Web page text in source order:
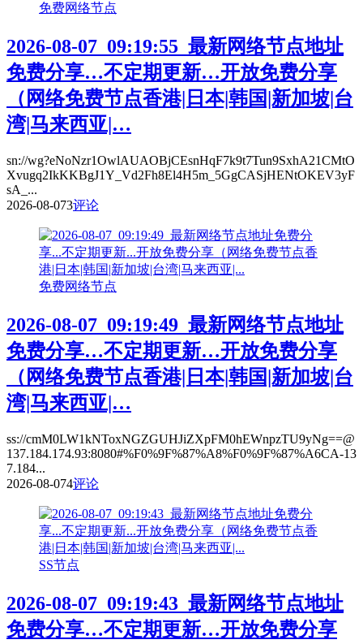
免费网络节点
2026-08-07_09:19:55_最新网络节点地址
免费分享…不定期更新…开放免费分享
（网络免费节点香港|日本|韩国|新加坡|台
湾|马来西亚|…
sn://wg?eNoNzr1OwlAUAOBjCEsnHqF7k9t7Tun9SxhA21CMtO
Xvugq2IkKKBgJ1Y_Vd2Fh8El4H5m_5GgCASjHENtOKEV3yF
sA_...
2026-08-073评论
免费网络节点
2026-08-07_09:19:49_最新网络节点地址
免费分享…不定期更新…开放免费分享
（网络免费节点香港|日本|韩国|新加坡|台
湾|马来西亚|…
ss://cmM0LW1kNToxNGZGUHJiZXpFM0hEWnpzTU9yNg==@
137.184.174.93:8080#%F0%9F%87%A8%F0%9F%87%A6CA-13
7.184...
2026-08-074评论
SS节点
2026-08-07_09:19:43_最新网络节点地址
免费分享…不定期更新…开放免费分享